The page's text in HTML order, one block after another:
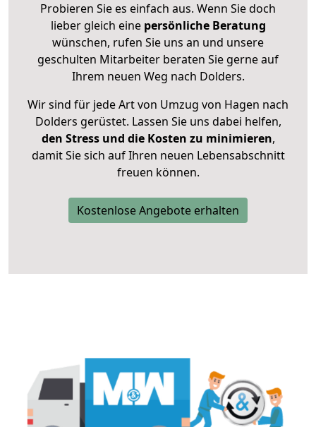
Probieren Sie es einfach aus. Wenn Sie doch
lieber gleich eine persönliche Beratung
wünschen, rufen Sie uns an und unsere
geschulten Mitarbeiter beraten Sie gerne auf
Ihrem neuen Weg nach Dolders.
Wir sind für jede Art von Umzug von Hagen nach
Dolders gerüstet. Lassen Sie uns dabei helfen,
den Stress und die Kosten zu minimieren,
damit Sie sich auf Ihren neuen Lebensabschnitt
freuen können.
Kostenlose Angebote erhalten